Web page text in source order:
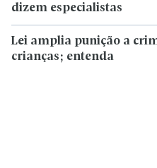
dizem especialistas
Lei amplia punição a
crianças; entenda